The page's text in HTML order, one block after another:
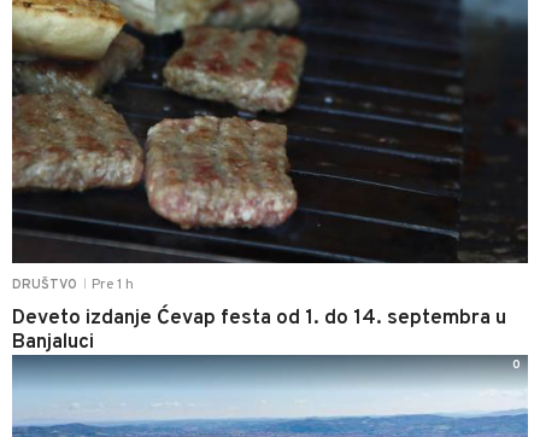
DRUŠTVO Pre 1 h
Deveto izdanje Ćevap festa od 1. do 14. septembra u
Banjaluci
0